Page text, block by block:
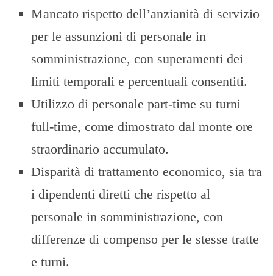
Mancato rispetto dell’anzianità di servizio
per le assunzioni di personale in
somministrazione, con superamenti dei
limiti temporali e percentuali consentiti.
Utilizzo di personale part-time su turni
full-time, come dimostrato dal monte ore
straordinario accumulato.
Disparità di trattamento economico, sia tra
i dipendenti diretti che rispetto al
personale in somministrazione, con
differenze di compenso per le stesse tratte
e turni.